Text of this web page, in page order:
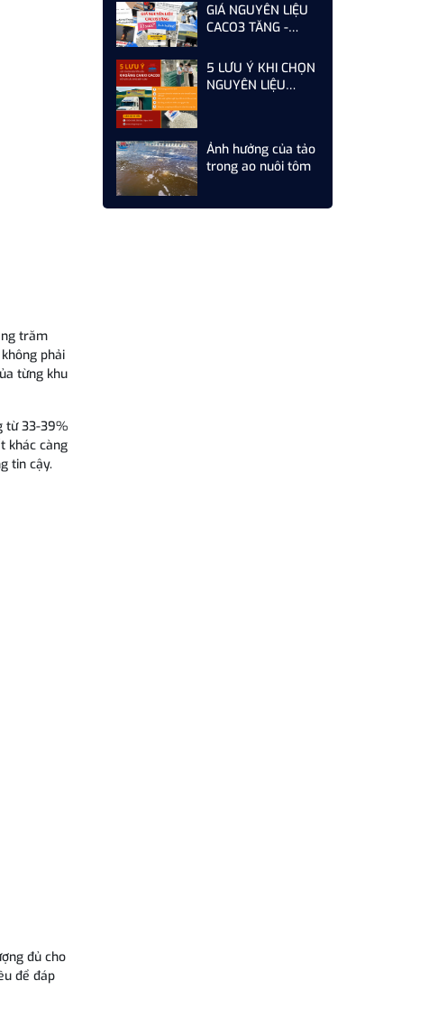
trăm
phải
từng khu
từ 33-39%
khác càng
tin cậy.
đủ cho
để đáp
GIÁ NGUYÊN LIỆU
CACO3 TĂNG -
CẦN LÀM GÌ ĐỂ TỐI
ƯU CHI PHÍ
5 LƯU Ý KHI CHỌN
NGUYÊN LIỆU
XUẤT THỨC ĂN
CHĂN NUÔI
Ảnh hưởng của tảo
trong ao nuôi tôm